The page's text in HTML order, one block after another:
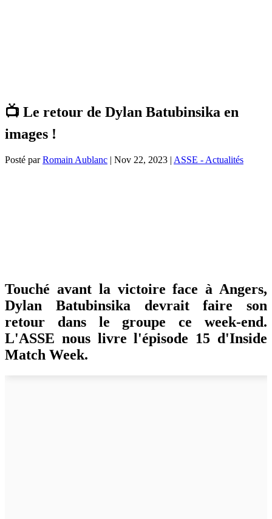
📺 Le retour de Dylan Batubinsika en
images !
Posté parRomain Aublanc | Nov 22, 2023 | ASSE - Actualités
Touché avant la victoire face à Angers,
Dylan Batubinsika devrait faire son
retour dans le groupe ce week-end.
L'ASSE nous livre l'épisode 15 d'Inside
Match Week.